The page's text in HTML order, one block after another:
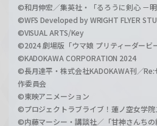
©和月伸宏／集英社・「るろうに剣心 －
©WFS Developed by WRIGHT FLYER
©VISUAL ARTS/Key
©2024 劇場版「ウマ娘 プリティーダービ
©KADOKAWA CORPORATION 2024
©長月達平・株式会社KADOKAWA刊／
作委員会
©東映アニメーション
©プロジェクトラブライブ！蓮ノ空女学
©内藤マーシー・講談社／「甘神さんち